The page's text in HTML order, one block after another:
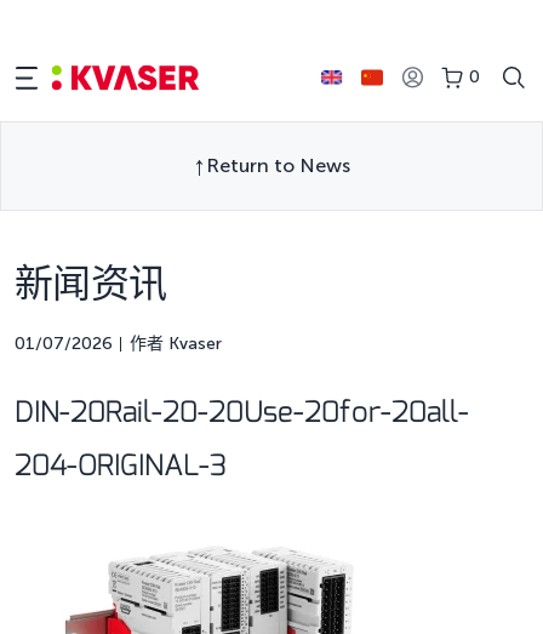
0
Return to News
新闻资讯
01/07/2026 作者 Kvaser
DIN-20Rail-20-20Use-20for-20all-
204-ORIGINAL-3